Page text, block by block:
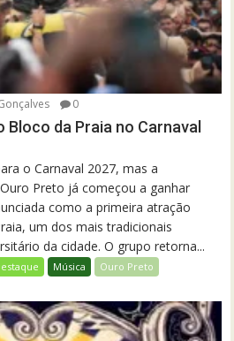
0
Bloco da Praia no Carnaval
o Carnaval 2027, mas a
Preto já começou a ganhar
como a primeira atração
um dos mais tradicionais
da cidade. O grupo retorna...
Música Ouro Preto